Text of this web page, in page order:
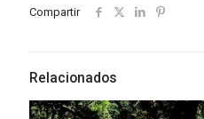
Compartir
Relacionados